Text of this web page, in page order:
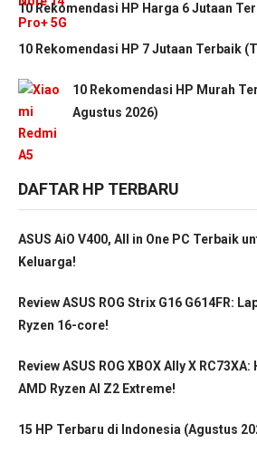
10 Rekomendasi HP Harga 6 Jutaan
10 Rekomendasi HP 7 Jutaan Terbaik
10 Rekomendasi HP Murah
Agustus 2026)
DAFTAR HP TERBARU
ASUS AiO V400, All in One PC Terbaik
Keluarga!
Review ASUS ROG Strix G16 G614FR:
Ryzen 16-core!
Review ASUS ROG XBOX Ally X
AMD Ryzen AI Z2 Extreme!
15 HP Terbaru di Indonesia (Agustus